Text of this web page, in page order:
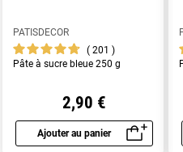
PATISDECOR
201
Pâte à sucre bleue 250 g
2,90 €
Ajouter au panier
Aperçu rapide